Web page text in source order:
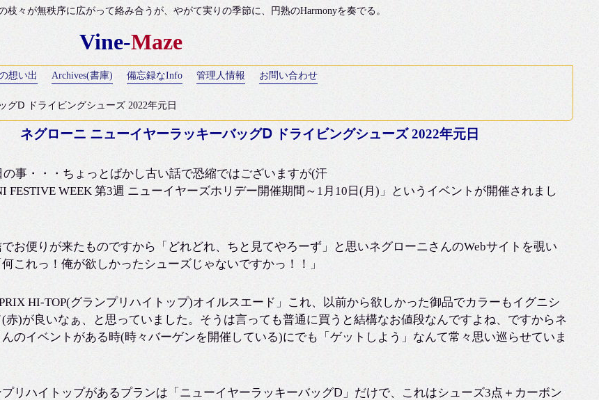
枝々が無秩序に広がって絡み合うが、やがて実りの季節に、円熟のHarmonyを奏でる。
Vine-Maze
想い出 Archives(書庫) 備忘録なInfo 管理人情報 お問い合わせ
グⅮ ドライビングシューズ 2022年元日
ネグローニ ニューイヤーラッキーバッグⅮ ドライビングシューズ 2022年元日
の事・・・ちょっとばかし古い話で恐縮ではございますが(汗
FESTIVE WEEK 第3週 ニューイヤーズホリデー開催期間～1月10日(月)」というイベントが開催されまし
お便りが来たものですから「どれどれ、ちと見てやろーず」と思いネグローニさんのWebサイトを覗い
これっ！俺が欲しかったシューズじゃないですかっ！！」
PRIX HI-TOP(グランプリハイトップ)オイルスエード」これ、以前から欲しかった御品でカラーもイグニシ
(赤)が良いなぁ、と思っていました。そうは言っても普通に買うと結構なお値段なんですよね、ですからネ
のイベントがある時(時々バーゲンを開催している)にでも「ゲットしよう」なんて常々思い巡らせていま
リハイトップがあるプランは「ニューイヤーラッキーバッグⅮ」だけで、これはシューズ3点＋カーボン